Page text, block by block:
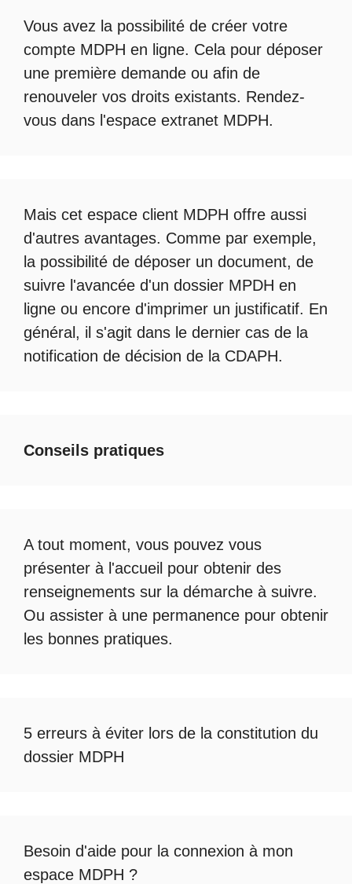
Vous avez la possibilité de créer votre
compte MDPH en ligne. Cela pour déposer
une première demande ou afin de
renouveler vos droits existants. Rendez-
vous dans l'espace extranet MDPH.
Mais cet espace client MDPH offre aussi
d'autres avantages. Comme par exemple,
la possibilité de déposer un document, de
suivre l'avancée d'un dossier MPDH en
ligne ou encore d'imprimer un justificatif. En
général, il s'agit dans le dernier cas de la
notification de décision de la CDAPH.
Conseils pratiques
A tout moment, vous pouvez vous
présenter à l'accueil pour obtenir des
renseignements sur la démarche à suivre.
Ou assister à une permanence pour obtenir
les bonnes pratiques.
5 erreurs à éviter lors de la constitution du
dossier MDPH
Besoin d'aide pour la connexion à mon
espace MDPH ?